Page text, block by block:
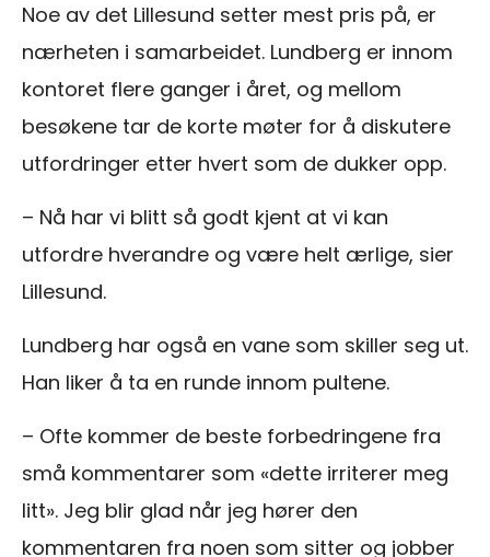
Noe av det Lillesund setter mest pris på, er
nærheten i samarbeidet. Lundberg er innom
kontoret flere ganger i året, og mellom
besøkene tar de korte møter for å diskutere
utfordringer etter hvert som de dukker opp.
– Nå har vi blitt så godt kjent at vi kan
utfordre hverandre og være helt ærlige, sier
Lillesund.
Lundberg har også en vane som skiller seg ut.
Han liker å ta en runde innom pultene.
– Ofte kommer de beste forbedringene fra
små kommentarer som «dette irriterer meg
litt». Jeg blir glad når jeg hører den
kommentaren fra noen som sitter og jobber